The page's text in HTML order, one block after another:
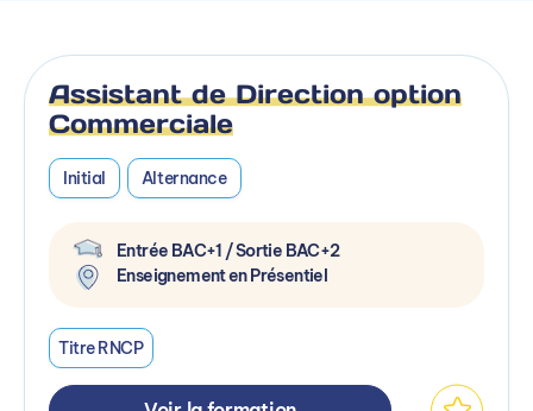
Assistant de Direction option
Commerciale
Initial Alternance
Entrée BAC+1 / Sortie BAC+2
Enseignement en Présentiel
Titre RNCP